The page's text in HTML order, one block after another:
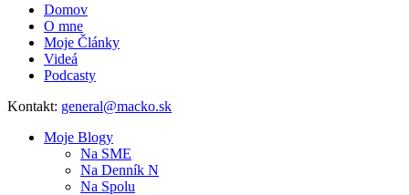
Domov
O mne
Moje Články
Videá
Podcasty
Kontakt: general@macko.sk
Moje Blogy
Na SME
Na Denník N
Na Spolu